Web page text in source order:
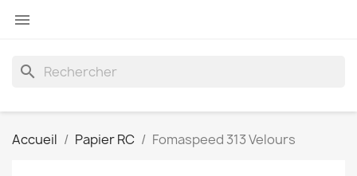

search
Accueil Papier RC Fomaspeed 313 Velours